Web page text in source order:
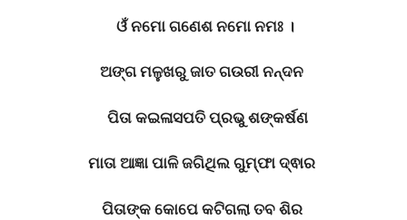
ଓଁ ନମୋ ଗଣେଶ ନମୋ ନମଃ ।
ଅଙ୍ଗ ମଳୁଖରୁ ଜାତ ଗଉରୀ ନନ୍ଦନ
ପିତା କଇଳାସପତି ପ୍ରଭୁ ଶଙ୍କର୍ଷଣ
ମାତା ଆଜ୍ଞା ପାଳି ଜଗିଥିଲ ଗୁମ୍ଫା ଦ୍ଵାର
ପିତାଙ୍କ କୋପେ କଟିଗଲା ତବ ଶିର